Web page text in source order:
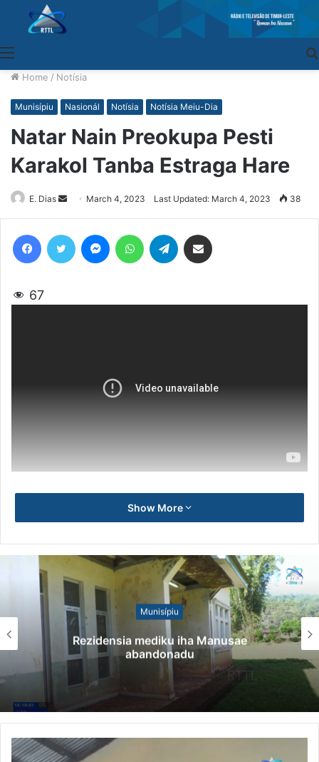
Home / Notísia
Munisípiu Nasionál Notísia Notísia Meiu-Dia
Natar Nain Preokupa Pesti
Karakol Tanba Estraga Hare
E. Dias
Send
an
March 4, 2023 Last Updated: March 4, 2023 38
67
Show More
Munisípiu
Rezidensia mediku iha Manusae
abandonadu